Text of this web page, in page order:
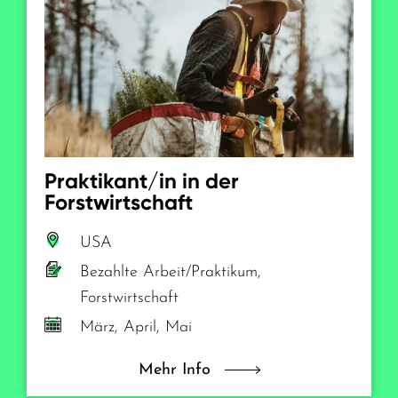
Forstwirt / Mechaniker?
Die Haupttätigkeit liegt vor allem im Unterhalt und
Reparatur von grossen Maschinen in den Wäldern vor Ort.
Es fallen Aufgaben wie reparieren, demontieren oder
überprüfen der Maschinen an. Es erwarten dich familiäre,
innovative Forstbetriebe. Die Betriebe stellen
Ort zur Reparatur. Die Servicefahrzeuge sind mit Werkzeug
ausgestattet. Ein Führerschein ist ein Muss.
In welchen Ländern
Mechaniker / Forstwart
Forstwirtschaft
jederzeit
Mehr Info